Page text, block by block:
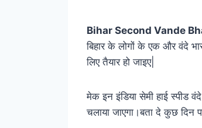
Bihar Second Vande
बिहार के लोगों के एक और वंदे
लिए तैयार हो जाइए|
मेक इन इंडिया सेमी हाई स्पीड
चलाया जाएगा।बता दे कुछ